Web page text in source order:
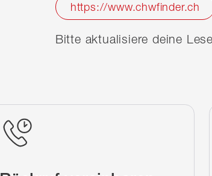
https://www.chwfinder.ch
Bitte aktualisiere deine